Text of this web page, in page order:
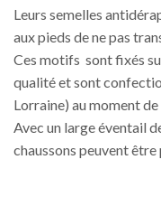
Leurs semelles
aux pieds de ne pas
Ces motifs sont fixés
qualité et sont
Lorraine) au moment
Avec un large éventail
chaussons peuvent